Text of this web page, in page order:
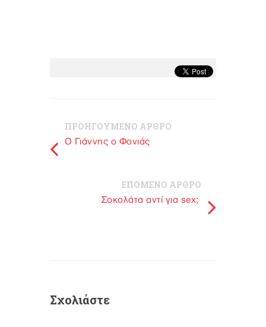
ΠΡΟΗΓΟΥΜΕΝΟ ΑΡΘΡΟ
Ο Γιάννης ο Φονιάς
ΕΠΟΜΕΝΟ ΑΡΘΡΟ
Σοκολάτα αντί για sex;
Σχολιάστε